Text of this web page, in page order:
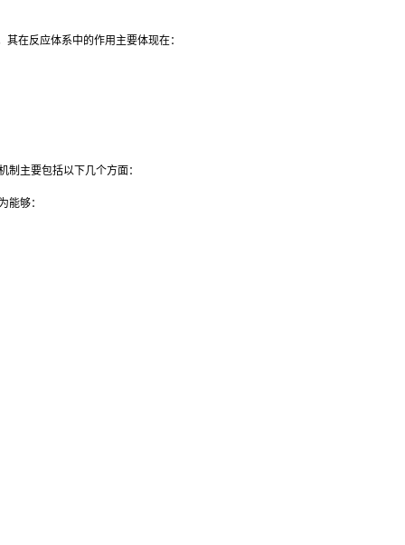
在反应体系中的作用主要体现在：
主要包括以下几个方面：
能够：